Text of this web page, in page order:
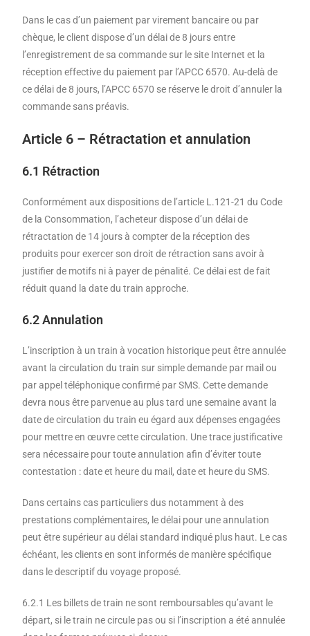
Dans le cas d’un paiement par virement bancaire ou par
chèque, le client dispose d’un délai de 8 jours entre
l’enregistrement de sa commande sur le site Internet et la
réception effective du paiement par l’APCC 6570. Au-delà de
ce délai de 8 jours, l’APCC 6570 se réserve le droit d’annuler la
commande sans préavis.
Article 6 – Rétractation et annulation
6.1 Rétraction
Conformément aux dispositions de l’article L.121-21 du Code
de la Consommation, l’acheteur dispose d’un délai de
rétractation de 14 jours à compter de la réception des
produits pour exercer son droit de rétraction sans avoir à
justifier de motifs ni à payer de pénalité. Ce délai est de fait
réduit quand la date du train approche.
6.2 Annulation
L’inscription à un train à vocation historique peut être annulée
avant la circulation du train sur simple demande par mail ou
par appel téléphonique confirmé par SMS. Cette demande
devra nous être parvenue au plus tard une semaine avant la
date de circulation du train eu égard aux dépenses engagées
pour mettre en œuvre cette circulation. Une trace justificative
sera nécessaire pour toute annulation afin d’éviter toute
contestation : date et heure du mail, date et heure du SMS.
Dans certains cas particuliers dus notamment à des
prestations complémentaires, le délai pour une annulation
peut être supérieur au délai standard indiqué plus haut. Le cas
échéant, les clients en sont informés de manière spécifique
dans le descriptif du voyage proposé.
6.2.1 Les billets de train ne sont remboursables qu’avant le
départ, si le train ne circule pas ou si l’inscription a été annulée